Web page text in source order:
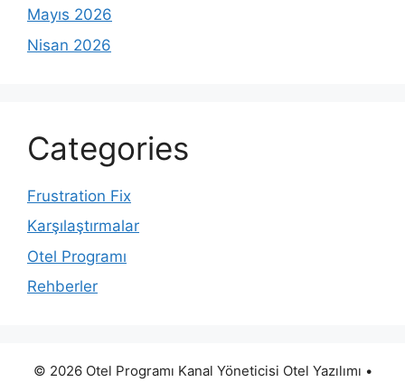
Mayıs 2026
Nisan 2026
Categories
Frustration Fix
Karşılaştırmalar
Otel Programı
Rehberler
© 2026 Otel Programı Kanal Yöneticisi Otel Yazılımı •